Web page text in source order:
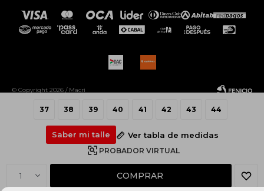
37 38 39 40 41 42 43 44
Saber mi talle Ver tabla de medidas
PROBADOR VIRTUAL
1 COMPRAR
© Copyright 2026 / Macri